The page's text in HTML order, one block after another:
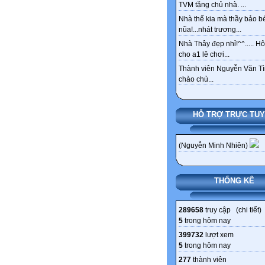
TVM tặng chủ nhà. ...
Nhà thế kia mà thầy bảo
nũa!...nhát trương...
Nhà Thây đẹp nhỉ!^^.....
cho a1 lê chơi...
Thành viên Nguyễn Văn
chào chủ...
HỖ TRỢ TRỰC
(Nguyễn Minh Nhiên)
THỐNG KÊ
289658 truy cập (chi tiết)
5 trong hôm nay
399732 lượt xem
5 trong hôm nay
277 thành viên